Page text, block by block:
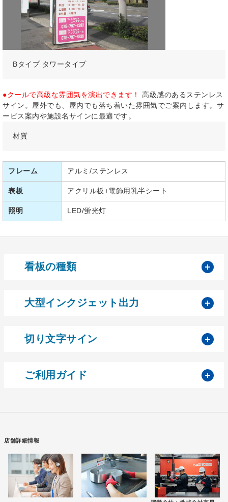
Bタイプ タワータイプ
●クールで高級な雰囲気を演出できます！
高級感のあるステンレス
サイン。屋外でも、屋内でも落ち着いた雰囲気でご案内します。サ
ービス案内や施設名サインに最適です。
材質
フレーム アルミ/ステンレス
表板 アクリル板+電飾用乳半シート
照明 LED/蛍光灯
看板の種類
大型インクジェット出力
切り文字サイン
ご利用ガイド
店舗詳細情報